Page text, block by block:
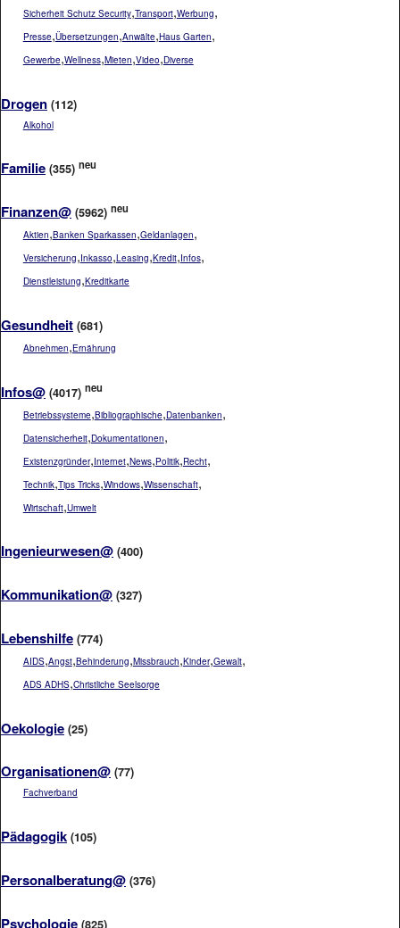
Sicherheit Schutz Security,Transport,Werbung,
Presse,Übersetzungen,Anwälte,Haus Garten,
Gewerbe,Wellness,Mieten,Video,Diverse
Drogen (112)
Alkohol
Familie (355) neu
Finanzen@ (5962) neu
Aktien,Banken Sparkassen,Geldanlagen,
Versicherung,Inkasso,Leasing,Kredit,Infos,
Dienstleistung,Kreditkarte
Gesundheit (681)
Abnehmen,Ernährung
Infos@ (4017) neu
Betriebssysteme,Bibliographische,Datenbanken,
Datensicherheit,Dokumentationen,
Existenzgründer,Internet,News,Politik,Recht,
Technik,Tips Tricks,Windows,Wissenschaft,
Wirtschaft,Umwelt
Ingenieurwesen@ (400)
Kommunikation@ (327)
Lebenshilfe (774)
AIDS,Angst,Behinderung,Missbrauch,Kinder,Gewalt,
ADS ADHS,Christliche Seelsorge
Oekologie (25)
Organisationen@ (77)
Fachverband
Pädagogik (105)
Personalberatung@ (376)
Psychologie (825)